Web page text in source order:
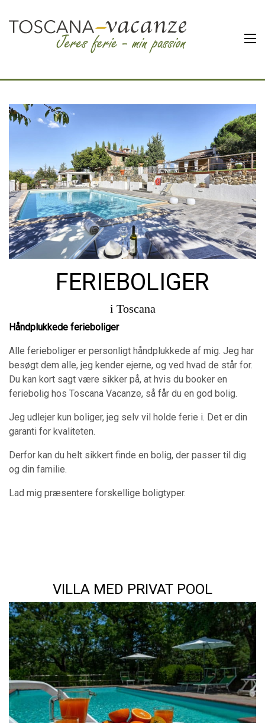
FERIEBOLIGER
i Toscana
Håndplukkede ferieboliger
Alle ferieboliger er personligt håndplukkede af mig. Jeg har
besøgt dem alle, jeg kender ejerne, og ved hvad de står for.
Du kan kort sagt være sikker på, at hvis du booker en
feriebolig hos Toscana Vacanze, så får du en god bolig.
Jeg udlejer kun boliger, jeg selv vil holde ferie i. Det er din
garanti for kvaliteten.
Derfor kan du helt sikkert finde en bolig, der passer til dig
og din familie.
Lad mig præsentere forskellige boligtyper.
VILLA MED PRIVAT POOL